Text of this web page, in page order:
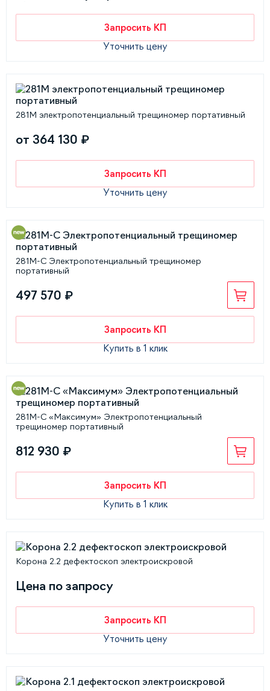
Запросить КП
Уточнить цену
281М электропотенциальный трещиномер портативный
от 364 130 ₽
Запросить КП
Уточнить цену
281М-С Электропотенциальный трещиномер
портативный
497 570 ₽
Запросить КП
Купить в 1 клик
281М-С «Максимум» Электропотенциальный
трещиномер портативный
812 930 ₽
Запросить КП
Купить в 1 клик
Корона 2.2 дефектоскоп электроискровой
Цена по запросу
Запросить КП
Уточнить цену